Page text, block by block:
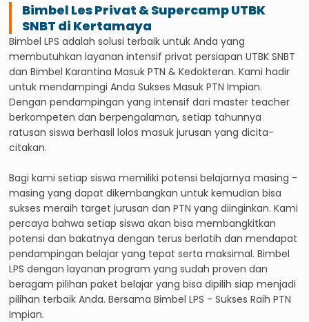
Bimbel Les Privat & Supercamp UTBK
SNBT di Kertamaya
Bimbel LPS adalah solusi terbaik untuk Anda yang
membutuhkan layanan intensif privat persiapan UTBK SNBT
dan Bimbel Karantina Masuk PTN & Kedokteran. Kami hadir
untuk mendampingi Anda Sukses Masuk PTN Impian.
Dengan pendampingan yang intensif dari master teacher
berkompeten dan berpengalaman, setiap tahunnya
ratusan siswa berhasil lolos masuk jurusan yang dicita-
citakan.
Bagi kami setiap siswa memiliki potensi belajarnya masing -
masing yang dapat dikembangkan untuk kemudian bisa
sukses meraih target jurusan dan PTN yang diinginkan. Kami
percaya bahwa setiap siswa akan bisa membangkitkan
potensi dan bakatnya dengan terus berlatih dan mendapat
pendampingan belajar yang tepat serta maksimal. Bimbel
LPS dengan layanan program yang sudah proven dan
beragam pilihan paket belajar yang bisa dipilih siap menjadi
pilihan terbaik Anda. Bersama Bimbel LPS - Sukses Raih PTN
Impian.